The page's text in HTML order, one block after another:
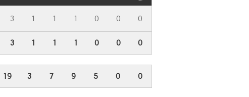
3 1 1 1 0 0 0
3 1 1 1 0 0 0
19 3 7 9 5 0 0